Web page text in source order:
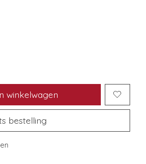
winkelwagen
bestelling